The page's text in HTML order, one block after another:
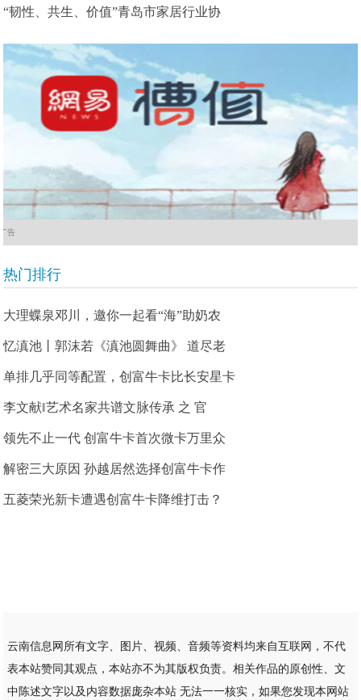
“韧性、共生、价值”青岛市家居行业协
广告
热门排行
大理蝶泉邓川，邀你一起看“海”助奶农
忆滇池丨郭沫若《滇池圆舞曲》 道尽老
单排几乎同等配置，创富牛卡比长安星卡
李文献‖艺术名家共谱文脉传承 之 官
领先不止一代 创富牛卡首次微卡万里众
解密三大原因 孙越居然选择创富牛卡作
五菱荣光新卡遭遇创富牛卡降维打击？
云南信息网所有文字、图片、视频、音频等资料均来自互联网，不代
表本站赞同其观点，本站亦不为其版权负责。相关作品的原创性、文
中陈述文字以及内容数据庞杂本站 无法一一核实，如果您发现本网站